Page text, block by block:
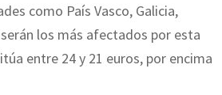
como País Vasco, Galicia,
los más afectados por esta
entre 24 y 21 euros, por encima